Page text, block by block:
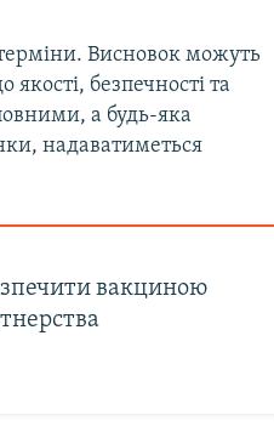
Висновок можуть
безпечності та
а будь-яка
надаватиметься
вакциною